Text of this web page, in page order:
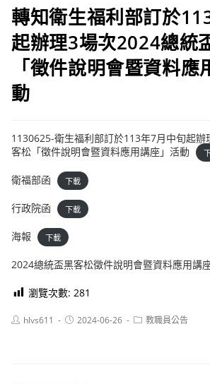
轉知衛生福利部訂於
起辦理3場次2024總統
「徵件說明會暨資料應
動
1130625-衛生福利部訂於113年7月中旬起
客松「徵件說明會暨資料應用講座」活動
衛福部函 下載
行政院函 下載
海報 下載
2024總統盃黑客松徵件說明會暨資料應用講
瀏覽次數: 281
Posthlvs611
Post2024-06-26
Post教職員公告